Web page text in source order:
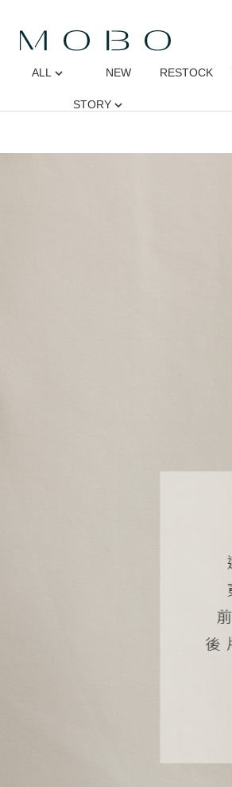
ALL NEW RESTOCK
STORY